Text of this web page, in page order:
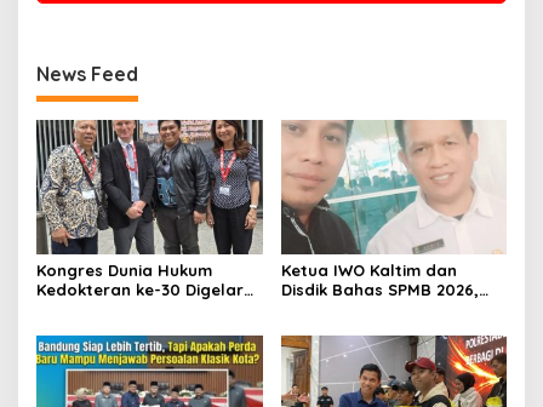
News Feed
Kongres Dunia Hukum
Kedokteran ke-30 Digelar
Global Kesehatan
Ketua IWO Kaltim dan
Disdik Bahas SPMB 2026,
bagi Calon Murid